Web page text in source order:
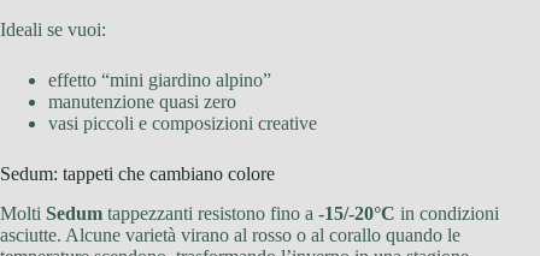
Ideali se vuoi:
effetto “mini giardino alpino”
manutenzione quasi zero
vasi piccoli e composizioni creative
Sedum: tappeti che cambiano colore
Molti Sedum tappezzanti resistono fino a -15/-20°C in condizioni
asciutte. Alcune varietà virano al rosso o al corallo quando le